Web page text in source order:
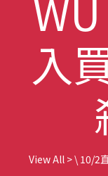
入
View All >\ 10/2